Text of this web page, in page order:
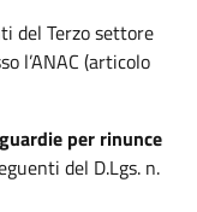
del Terzo settore
l’ANAC (articolo
per rinunce
del D.Lgs. n.